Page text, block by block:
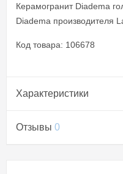
Керамогранит Diadema
Diadema производителя
Код товара: 106678
Характеристики
Отзывы 0